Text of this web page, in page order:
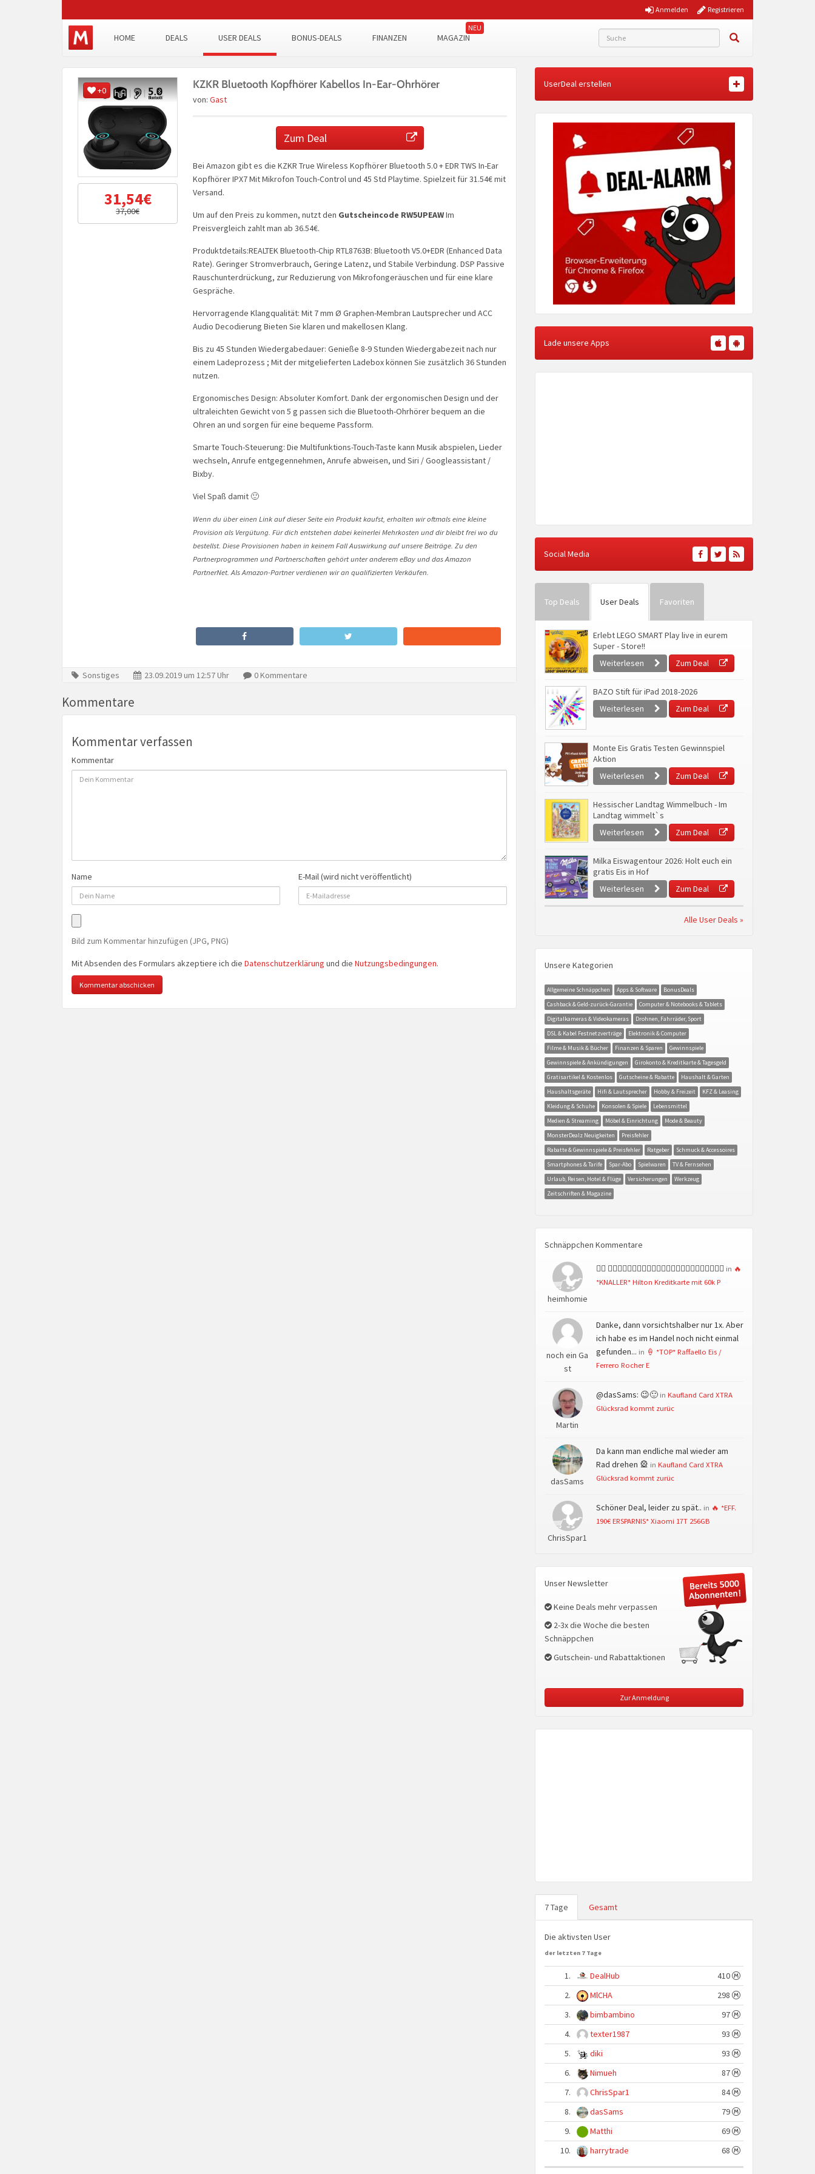
Registrieren
Anmelden
HOME DEALS USER DEALS BONUS-DEALS FINANZEN MAGAZIN
+0
31,54€
37,00€
KZKR Bluetooth Kopfhörer Kabellos In-Ear-Ohrhörer
von: Gast
Zum Deal
Bei Amazon gibt es die KZKR True Wireless Kopfhörer Bluetooth 5.0 + EDR TWS In-Ear
Kopfhörer IPX7 Mit Mikrofon Touch-Control und 45 Std Playtime. Spielzeit für 31.54€ mit
Versand.
Um auf den Preis zu kommen, nutzt den Gutscheincode RW5UPEAWIm
Preisvergleich zahlt man ab 36.54€.
Produktdetails:REALTEK Bluetooth-Chip RTL8763B: Bluetooth V5.0+EDR (Enhanced Data
Rate). Geringer Stromverbrauch, Geringe Latenz, und Stabile Verbindung. DSP Passive
Rauschunterdrückung, zur Reduzierung von Mikrofongeräuschen und für eine klare
Gespräche.
Hervorragende Klangqualität: Mit 7 mm Ø Graphen-Membran Lautsprecher und ACC
Audio Decodierung Bieten Sie klaren und makellosen Klang.
Bis zu 45 Stunden Wiedergabedauer: Genieße 8-9 Stunden Wiedergabezeit nach nur
einem Ladeprozess ; Mit der mitgelieferten Ladebox können Sie zusätzlich 36 Stunden
nutzen.
Ergonomisches Design: Absoluter Komfort. Dank der ergonomischen Design und der
ultraleichten Gewicht von 5 g passen sich die Bluetooth-Ohrhörer bequem an die
Ohren an und sorgen für eine bequeme Passform.
Smarte Touch-Steuerung: Die Multifunktions-Touch-Taste kann Musik abspielen, Lieder
wechseln, Anrufe entgegennehmen, Anrufe abweisen, und Siri / Googleassistant /
Bixby.
Viel Spaß damit 🙂
Wenn du über einen Link auf dieser Seite ein Produkt kaufst, erhalten wir oftmals eine kleine
Provision als Vergütung. Für dich entstehen dabei keinerlei Mehrkosten und dir bleibt frei wo du
bestellst. Diese Provisionen haben in keinem Fall Auswirkung auf unsere Beiträge. Zu den
Partnerprogrammen und Partnerschaften gehört unter anderem eBay und das Amazon
PartnerNet. Als Amazon-Partner verdienen wir an qualifizierten Verkäufen.
Sonstiges 23.09.2019 um 12:57 Uhr 0 Kommentare
Kommentare
Kommentar verfassen
Kommentar
Name E-Mail (wird nicht veröffentlicht)
Bild zum Kommentar hinzufügen (JPG, PNG)
Mit Absenden des Formulars akzeptiere ich die Datenschutzerklärung und die Nutzungsbedingungen.
UserDeal erstellen
Lade unsere Apps
Social Media
Top Deals User Deals Favoriten
Erlebt LEGO SMART Play live in eurem
Super - Store!!
Weiterlesen
Zum Deal
BAZO Stift für iPad 2018-2026
Weiterlesen
Zum Deal
Monte Eis Gratis Testen Gewinnspiel
Aktion
Weiterlesen
Zum Deal
Hessischer Landtag Wimmelbuch - Im
Landtag wimmelt`s
Weiterlesen
Zum Deal
Milka Eiswagentour 2026: Holt euch ein
gratis Eis in Hof
Weiterlesen
Zum Deal
Alle User Deals »
Unsere Kategorien
Allgemeine Schnäppchen Apps & Software
BonusDeals
Cashback & Geld-zurück-Garantie
Computer & Notebooks & Tablets
Digitalkameras & Videokameras
Drohnen, Fahrräder, Sport
DSL & Kabel Festnetzverträge
Elektronik & Computer
Filme & Musik & Bücher
Finanzen & Sparen
Gewinnspiele
Gewinnspiele & Ankündigungen
Girokonto & Kreditkarte & Tagesgeld
Gratisartikel & Kostenlos
Gutscheine & Rabatte
Haushalt & Garten
Haushaltsgeräte
Hifi & Lautsprecher Hobby & Freizeit
KFZ & Leasing
Kleidung & Schuhe
Konsolen & Spiele
Lebensmittel
Medien & Streaming
Möbel & Einrichtung
Mode & Beauty
MonsterDealz Neuigkeiten
Preisfehler
Rabatte & Gewinnspiele & Preisfehler
Ratgeber
Schmuck & Accessoires
Smartphones & Tarife
Spar-Abo Spielwaren
TV & Fernsehen
Urlaub, Reisen, Hotel & Flüge
Versicherungen
Werkzeug
Zeitschriften & Magazine
Schnäppchen Kommentare
heimhomie
👍🏻 👍🏻👍🏻👍🏻👍🏻👍🏻👍🏻👍🏻👍🏻👍🏻👍🏻👍🏻👍🏻 in 🔥
*KNALLER* Hilton Kreditkarte mit 60k P
noch ein Ga
st
Danke, dann vorsichtshalber nur 1x. Aber
ich habe es im Handel noch nicht einmal
gefunden... in 🍦 *TOP* Raffaello Eis /
Ferrero Rocher E
Martin
@dasSams: 😉🙂 in Kaufland Card XTRA
Glücksrad kommt zurüc
dasSams
Da kann man endliche mal wieder am
Rad drehen 🎡 in Kaufland Card XTRA
Glücksrad kommt zurüc
ChrisSpar1
Schöner Deal, leider zu spät.. in 🔥 *EFF.
190€ ERSPARNIS* Xiaomi 17T 256GB
Unser Newsletter
Keine Deals mehr verpassen
2-3x die Woche die besten
Schnäppchen
Gutschein- und Rabattaktionen
Zur Anmeldung
7 Tage Gesamt
Die aktivsten User
der letzten 7 Tage
1. DealHub
410
2.
MlCHA
298
3.
bimbambino
97
4.
texter1987
93
5.
diki
93
6.
Nimueh
87
7.
ChrisSpar1
84
8.
dasSams
79
9.
Matthi
69
10.
harrytrade 68